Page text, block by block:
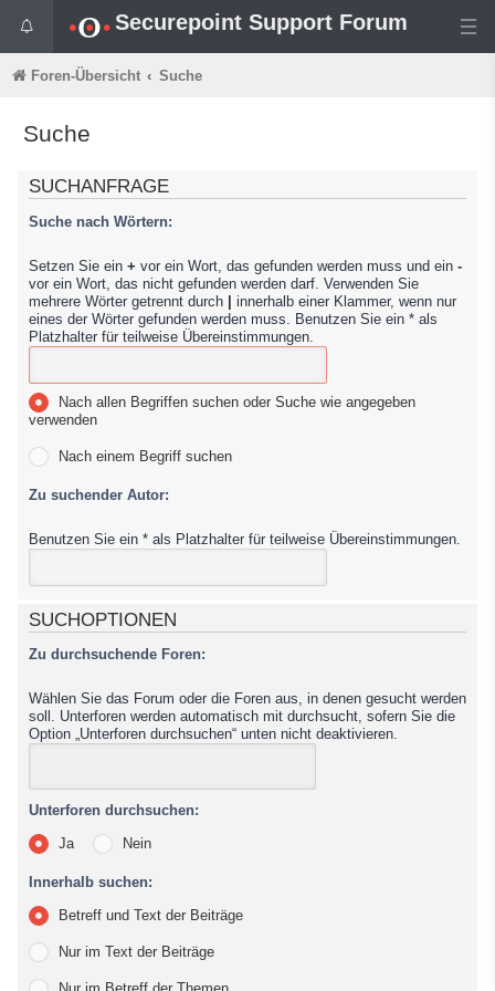
Securepoint Support Forum
Foren-Übersicht Suche
Suche
SUCHANFRAGE
Suche nach Wörtern:
Setzen Sie ein + vor ein Wort, das gefunden werden muss und ein -
vor ein Wort, das nicht gefunden werden darf. Verwenden Sie
mehrere Wörter getrennt durch | innerhalb einer Klammer, wenn nur
eines der Wörter gefunden werden muss. Benutzen Sie ein * als
Platzhalter für teilweise Übereinstimmungen.
Nach allen Begriffen suchen oder Suche wie angegeben
verwenden
Nach einem Begriff suchen
Zu suchender Autor:
Benutzen Sie ein * als Platzhalter für teilweise Übereinstimmungen.
SUCHOPTIONEN
Zu durchsuchende Foren:
Wählen Sie das Forum oder die Foren aus, in denen gesucht werden
soll. Unterforen werden automatisch mit durchsucht, sofern Sie die
Option „Unterforen durchsuchen“ unten nicht deaktivieren.
Unterforen durchsuchen:
Ja
Nein
Innerhalb suchen:
Betreff und Text der Beiträge
Nur im Text der Beiträge